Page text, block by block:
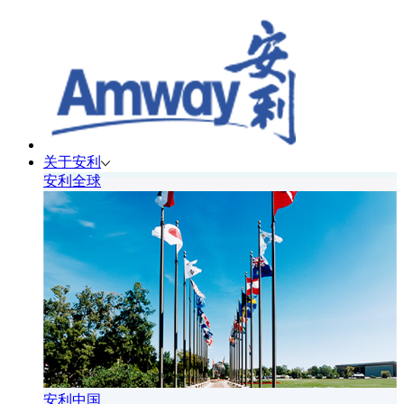
关于安利
安利全球
安利中国